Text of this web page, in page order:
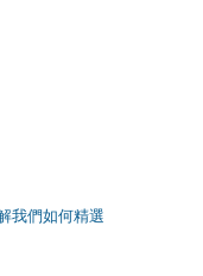
我們如何精選